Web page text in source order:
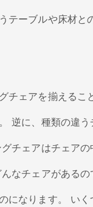
テーブルや床材
チェアを揃える
逆に、種類の違
チェアはチェア
なチェアがある
になります。 い